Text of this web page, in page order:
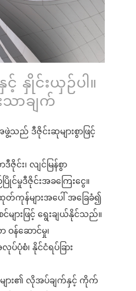
နှင့် နှိုင်းယှဉ်ပါ။
ာချက်
ည် ဒီဇိုင်းဆုများစွာဖြင့်
ဇိုင်း၊ လျင်မြန်စွာ
င်မှုဒီဇိုင်းအခကြေးငွေ။
တ်ကုန်များအပေါ် အခြေခံ၍
င်များဖြင့် ရွေးချယ်နိုင်သည်။
ဝန်ဆောင်မှု၊
စံ၊ နိုင်ငံရပ်ခြား
ား၏ လိုအပ်ချက်နှင့် ကိုက်